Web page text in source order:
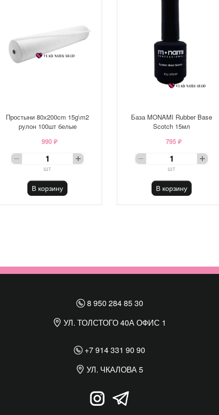
Простыни 80х200cm 15g\m2
рулон 100шт белые
990 ₽
шт
В корзину
База MONAMI Rubber Base
Scotch 15мл
795 ₽
шт
В корзину
8 950 284 85 30
УЛ. ТОЛСТОГО 40А ОФИС 1
+7 914 331 90 90
УЛ. ЧКАЛОВА 5